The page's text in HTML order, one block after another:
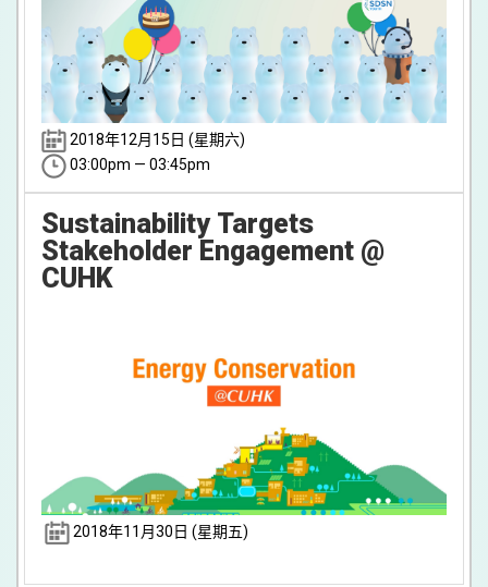
2018年12月15日 (星期六)
03:00pm — 03:45pm
Sustainability Targets
Stakeholder Engagement @
CUHK
2018年11月30日 (星期五)